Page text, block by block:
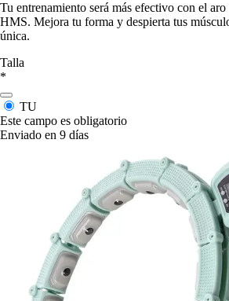
Tu entrenamiento será más efectivo con el
HMS. Mejora tu forma y despierta tus
única.
Talla
*
TU
Este campo es obligatorio
Enviado en 9 días